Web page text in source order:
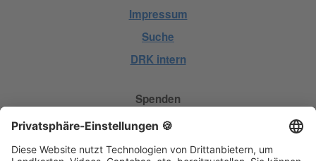
Impressum
Suche
DRK intern
Spenden
Geld spenden
Hilfe spenden